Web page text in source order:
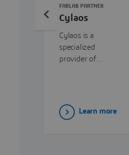
Cylaos
Cylaos is a
specialized
provider of
delivering
advanced 3D
FABLAB PARTNER
Learn more